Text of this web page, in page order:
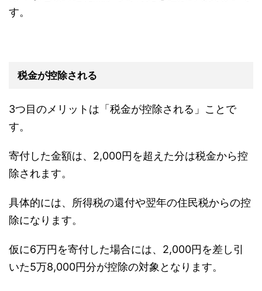
す。
税金が控除される
3つ目のメリットは「税金が控除される」ことで
す。
寄付した金額は、2,000円を超えた分は税金から控
除されます。
具体的には、所得税の還付や翌年の住民税からの控
除になります。
仮に6万円を寄付した場合には、2,000円を差し引
いた5万8,000円分が控除の対象となります。